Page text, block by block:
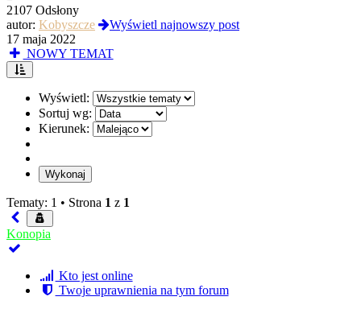
2107 Odsłony
autor: Kobyszcze
Wyświetl najnowszy post
17 maja 2022
NOWY TEMAT
Wyświetl:
Sortuj wg:
Kierunek:
Tematy: 1 • Strona 1 z 1
Konopia
Kto jest online
Twoje uprawnienia na tym forum